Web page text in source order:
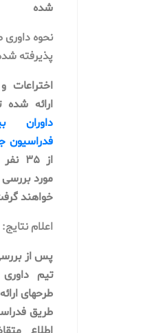
شده
نحوه
پذیرفته
اختراعات
ارائه
داوران
فدراسیون
مورد بررسی
خواهند
اعلام نتایج:
پس از
تیم
طرحهای
طریق